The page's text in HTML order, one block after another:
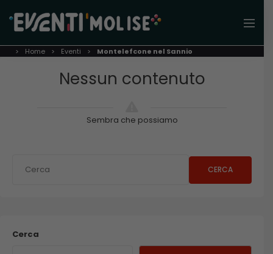
Home Eventi Montelefcone nel Sannio
Nessun contenuto
Sembra che possiamo
CERCA
Cerca